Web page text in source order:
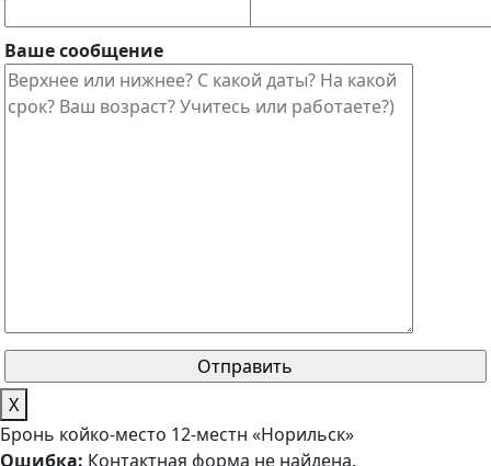
Ваше сообщение
X
Бронь койко-место 12-местн «Норильск»
Ошибка: Контактная форма не найдена.